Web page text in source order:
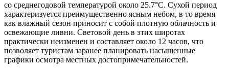
со среднегодовой температурой около 25.7°C. Сухой период
характеризуется преимущественно ясным небом, в то время
как влажный сезон приносит с собой плотную облачность и
освежающие ливни. Световой день в этих широтах
практически неизменен и составляет около 12 часов, что
позволяет туристам заранее планировать насыщенные
графики осмотра местных достопримечательностей.